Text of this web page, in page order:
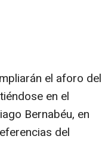
el aforo del
en el
Bernabéu, en
del